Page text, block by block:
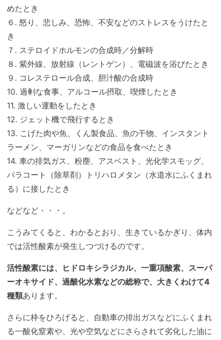
めたとき
６. 怒り、悲しみ、恐怖、不安などのストレスをうけたと
き
７. ステロイドホルモンの合成時／分解時
８. 紫外線、放射線（レントゲン）、電磁波を浴びたとき
９. コレステロール合成、胆汁酸の合成時
10. 過剰な食事、アルコール摂取、喫煙したとき
11. 激しい運動をしたとき
12. ジェット機で飛行するとき
13. こげた肉や魚、くん製食品、魚の干物、インスタント
ラーメン、マーガリンなどの食品を食べたとき
14. 車の排気ガス、粉塵、アスベスト、光化学スモッグ、
パラコート（除草剤）トリハロメタン（水道水にふくまれ
る）に接したとき
などなど・・・。
こうみてくると、わかるとおり、生きているかぎり、体内
では活性酸素が発生しつづけるのです。
活性酸素には、ヒドロキシラジカル、一重項酸素、スーパ
ーオキサイド、過酸化水素などの総称で、大きくわけて4
種類あります。
さらに枠をひろげると、自動車の排出ガスなどにふくまれ
る一酸化窒素や、光や空気などにさらされて劣化した油に